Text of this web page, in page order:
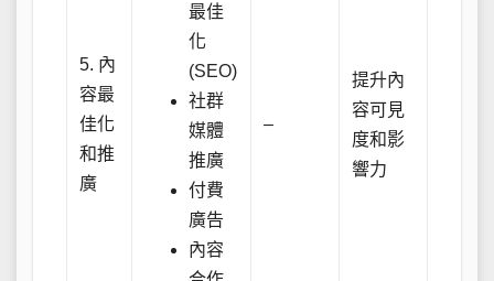
5. 內
容最
佳化
和推
廣
最佳
化
(SEO)
社群
媒體
推廣
付費
廣告
內容
–
提升內
容可見
度和影
響力